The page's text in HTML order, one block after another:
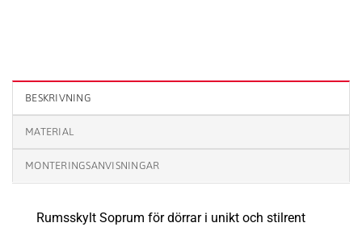
BESKRIVNING
MATERIAL
MONTERINGSANVISNINGAR
Rumsskylt Soprum för dörrar i unikt och stilrent